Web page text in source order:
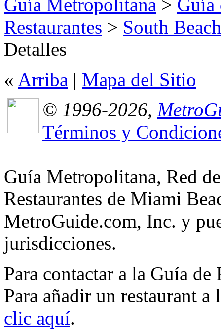
Guía Metropolitana > Guía
Restaurantes > South
Detalles
« Arriba | Mapa del Sitio
© 1996-2026,
Términos y
Guía Metropolitana, Red
Restaurantes de Miami
MetroGuide.com, Inc. y
jurisdicciones.
Para contactar a la Guía de
Para añadir un restaurant
clic aquí.